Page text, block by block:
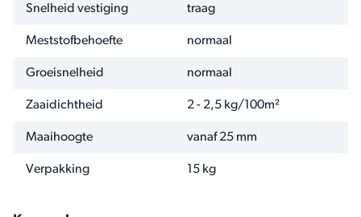
NAAM WAARDE
Snelheid vestiging traag
Meststofbehoefte normaal
Groeisnelheid normaal
Zaaidichtheid 2 - 2,5 kg/100m²
Maaihoogte vanaf 25 mm
Verpakking 15 kg